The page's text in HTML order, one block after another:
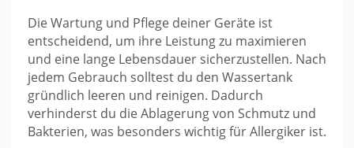
Die Wartung und Pflege deiner Geräte ist
entscheidend, um ihre Leistung zu maximieren
und eine lange Lebensdauer sicherzustellen. Nach
jedem Gebrauch solltest du den Wassertank
gründlich leeren und reinigen. Dadurch
verhinderst du die Ablagerung von Schmutz und
Bakterien, was besonders wichtig für Allergiker ist.